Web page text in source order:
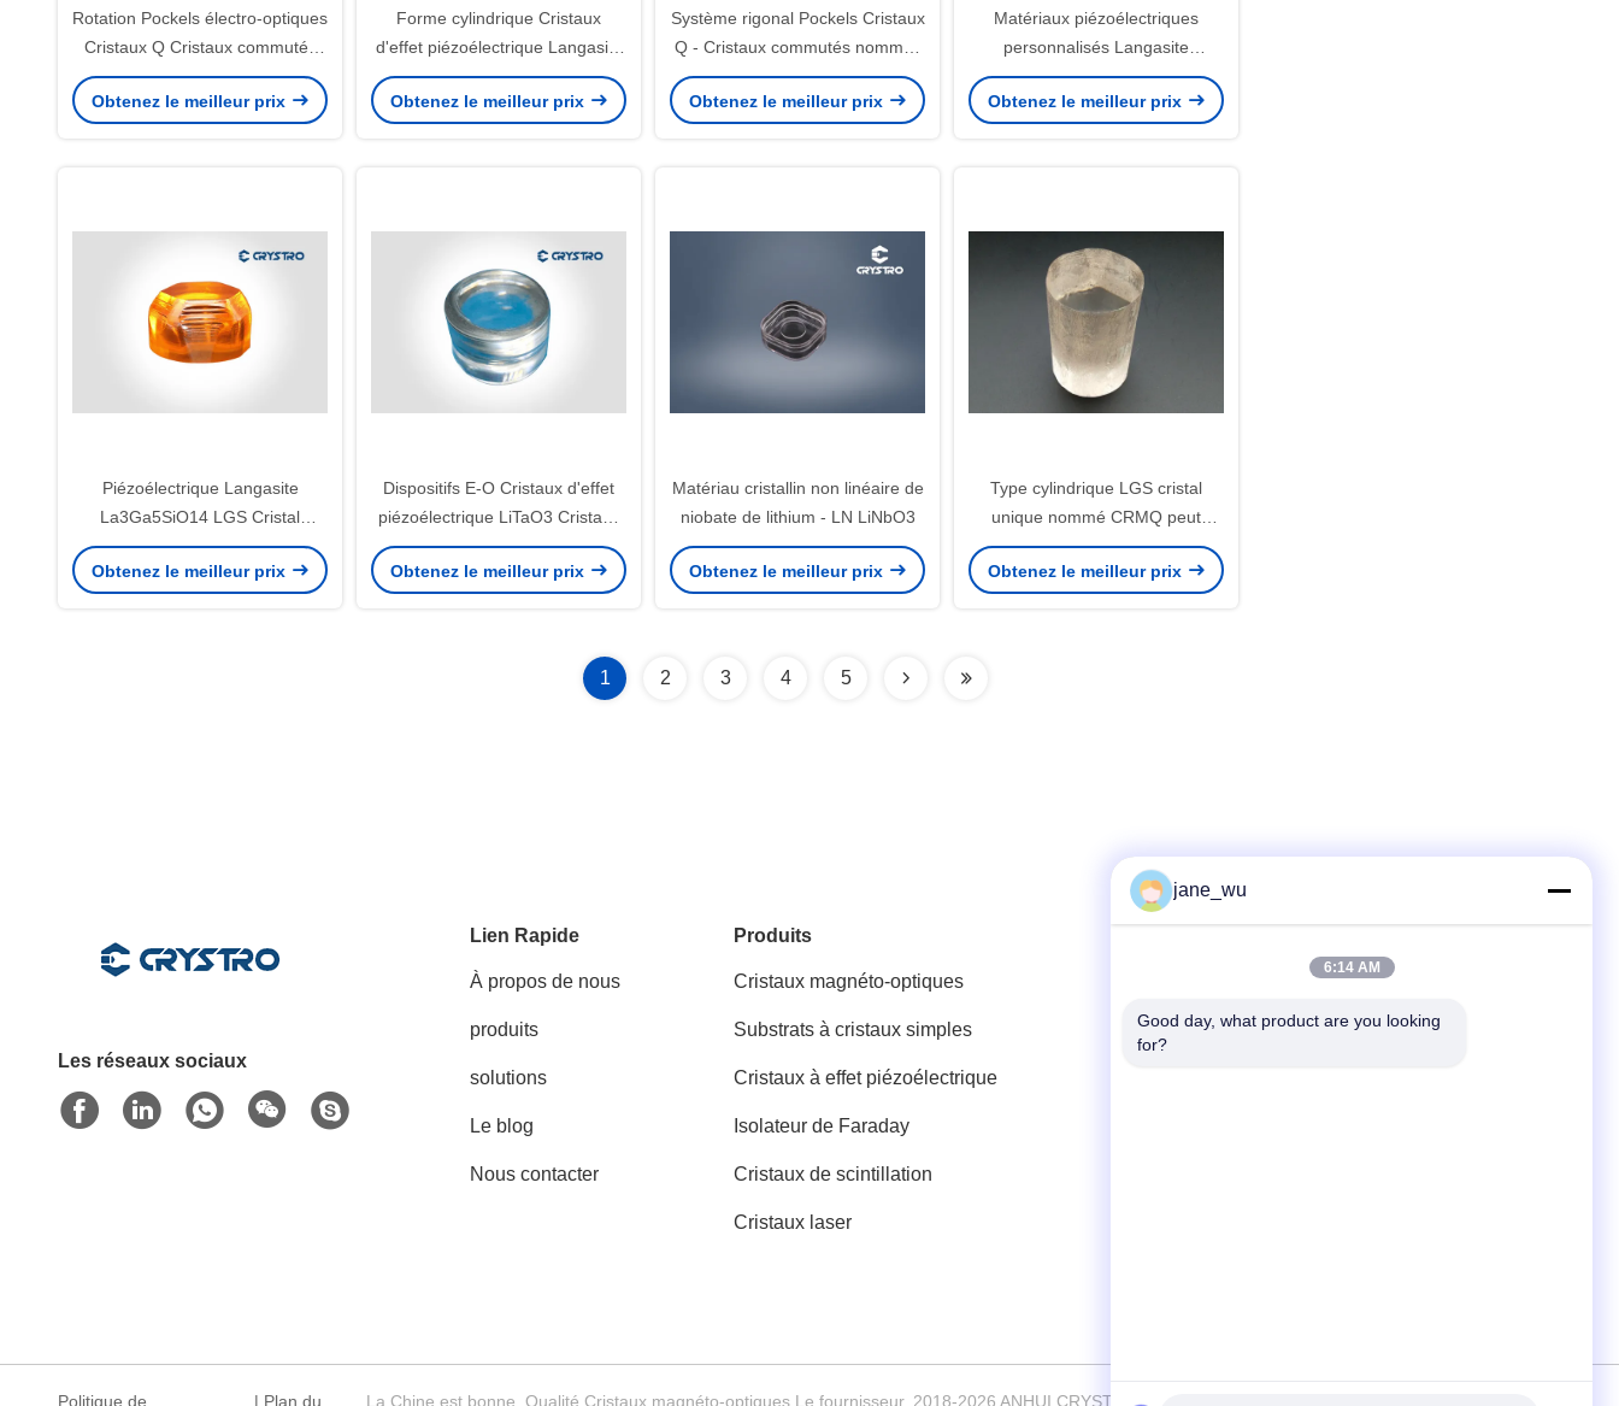
Rotation Pockels électro-optiques
Cristaux Q Cristaux commutés
10 mm / 40 mm Longueur
Obtenez le meilleur prix
Forme cylindrique Cristaux
d'effet piézoélectrique Langasite
La3Ga5SiO14 LGS
Obtenez le meilleur prix
Système rigonal Pockels Cristaux
Q - Cristaux commutés nommés
CRMQ peuvent remplacer le
BBO
Obtenez le meilleur prix
Matériaux piézoélectriques
personnalisés Langasite
La3Ga5SiO14 LGS Crystal
Obtenez le meilleur prix
Piézoélectrique Langasite
La3Ga5SiO14 LGS Cristal
matériau de commutateur Q
personnalisé
Obtenez le meilleur prix
Dispositifs E-O Cristaux d'effet
piézoélectrique LiTaO3 Cristaux
de tantale de lithium
Obtenez le meilleur prix
Matériau cristallin non linéaire de
niobate de lithium - LN LiNbO3
Obtenez le meilleur prix
Type cylindrique LGS cristal
unique nommé CRMQ peut
remplacer BBO pour Q
commutateur
Obtenez le meilleur prix
1 2 3 4 5
Les réseaux sociaux
Lien Rapide
À propos de nous
produits
solutions
Le blog
Nous contacter
Produits
Cristaux magnéto-optiques
Substrats à cristaux simples
Cristaux à effet piézoélectrique
Isolateur de Faraday
Cristaux de scintillation
Cristaux laser
Télégramme
86-0551-63840886
Politique de | Plan du La Chine est bonne. Qualité Cristaux magnéto-optiques Le fournisseur. 2018-2026 ANHUI CRYSTRO CRYSTAL MATERIALS Co., Ltd. Tout. Les droits sont
jane_wu
6:14 AM
Good day, what product are you looking
for?